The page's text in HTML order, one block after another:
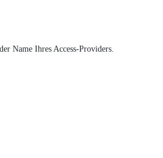
Name Ihres Access-Providers.